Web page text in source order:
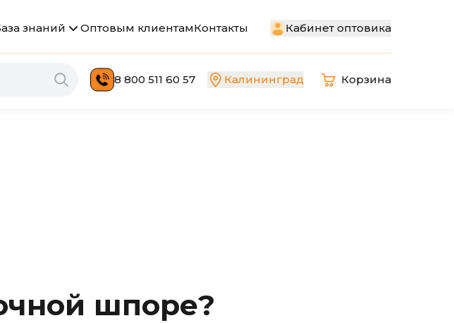
знаний Оптовым клиентамКонтакты Кабинет оптовика
8 800 511 60 57 Калининград Корзина
шпоре?